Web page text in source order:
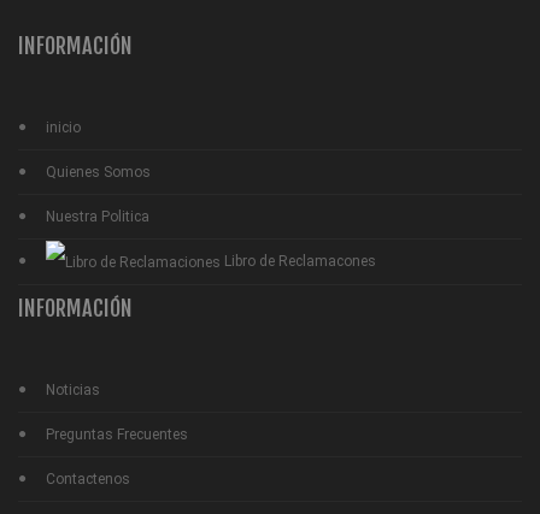
INFORMACIÓN
inicio
Quienes Somos
Nuestra Politica
Libro de Reclamacones
INFORMACIÓN
Noticias
Preguntas Frecuentes
Contactenos